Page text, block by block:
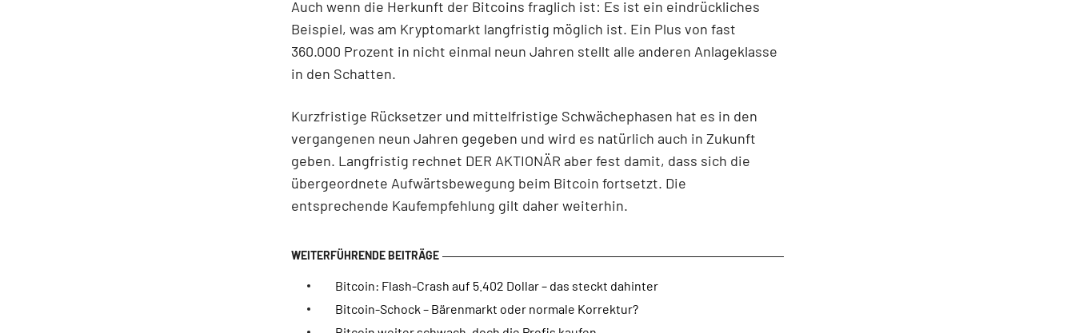
Auch wenn die Herkunft der Bitcoins fraglich ist: Es ist ein eindrückliches
Beispiel, was am Kryptomarkt langfristig möglich ist. Ein Plus von fast
360.000 Prozent in nicht einmal neun Jahren stellt alle anderen Anlageklasse
in den Schatten.
Kurzfristige Rücksetzer und mittelfristige Schwächephasen hat es in den
vergangenen neun Jahren gegeben und wird es natürlich auch in Zukunft
geben. Langfristig rechnet DER AKTIONÄR aber fest damit, dass sich die
übergeordnete Aufwärtsbewegung beim Bitcoin fortsetzt. Die
entsprechende Kaufempfehlung gilt daher weiterhin.
Bitcoin: Flash-Crash auf 5.402 Dollar – das steckt dahinter
Bitcoin-Schock – Bärenmarkt oder normale Korrektur?